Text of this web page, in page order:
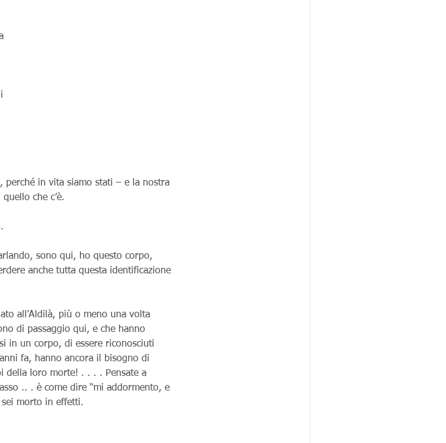
perché in vita siamo stati – e la nostra
che c’è.
sono qui, ho questo corpo,
anche tutta questa identificazione
all’Aldilà, più o meno una volta
di passaggio qui, e che hanno
in un corpo, di essere riconosciuti
fa, hanno ancora il bisogno di
della loro morte! . . . . Pensate a
.. . è come dire “mi addormento, e
sei morto in effetti.